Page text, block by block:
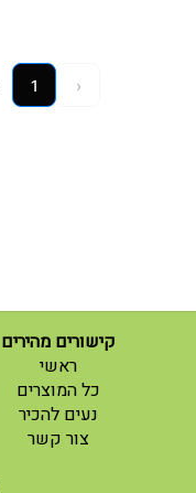
‹
1
קישורים מהירים
ראשי
(current)
כל המוצרים
נעים להכיר
צור קשר
(current)